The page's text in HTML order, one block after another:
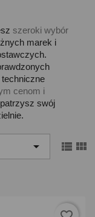
szeroki wybór
marek i
techniczne
cenom i
swój
  